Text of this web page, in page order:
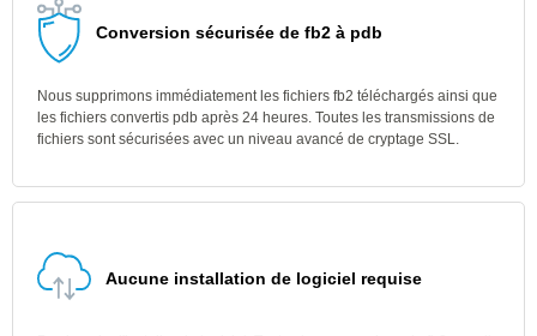
Conversion sécurisée de fb2 à pdb
Nous supprimons immédiatement les fichiers fb2 téléchargés ainsi que
les fichiers convertis pdb après 24 heures. Toutes les transmissions de
fichiers sont sécurisées avec un niveau avancé de cryptage SSL.
Aucune installation de logiciel requise